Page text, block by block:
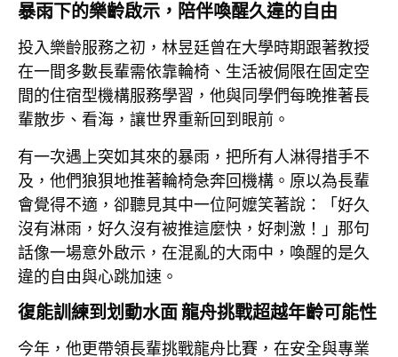
暴雨下的樂齡啟示，陪伴喚醒久違的自由
投入樂齡服務之初，林昱廷曾在大學時期跟著教授
在一間多數長輩需依靠輪椅、生活被侷限在固定空
間的住宿型機構服務學習，他與同學們每晚推著長
輩散步、看海，讓世界重新回到眼前。
有一次遇上突如其來的暴雨，把所有人淋得措手不
及，他們狼狽地推著輪椅急奔回機構。原以為長輩
會覺得不適，卻聽見其中一位阿嬤笑著說：「好久
沒有淋雨，好久沒有被推這麼快，好刺激！」那句
話像一場意外啟示，在混亂的大雨中，喚醒的是久
違的自由與心跳加速。
復能訓練到划動水面 龍舟挑戰超越年齡可能性
今年，他更帶領長輩挑戰龍舟比賽，在安全與專業